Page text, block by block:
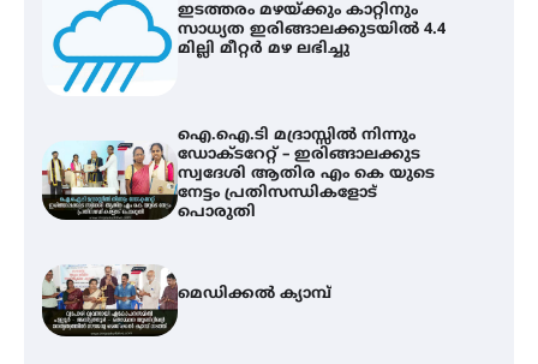
ഇടത്തരം മഴയ്ക്കും കാറ്റിനും
സാധ്യത ഇരിങ്ങാലക്കുടയിൽ 4.4
മില്ലി മീറ്റർ മഴ ലഭിച്ചു
ഐ.ഐ.ടി മദ്രാസ്സിൽ നിന്നും
ഡോക്ടറേറ്റ് – ഇരിങ്ങാലക്കുട
സ്വദേശി ആതിര എം കെ യുടെ
നേട്ടം പ്രതിസന്ധികളോട്
പൊരുതി
മെഡിക്കൽ ക്യാമ്പ്